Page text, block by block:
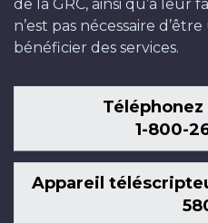
de la GRC, ainsi qu’à leur
n’est pas nécessaire
bénéficier des services.
Téléphonez
1-800-
Appareil